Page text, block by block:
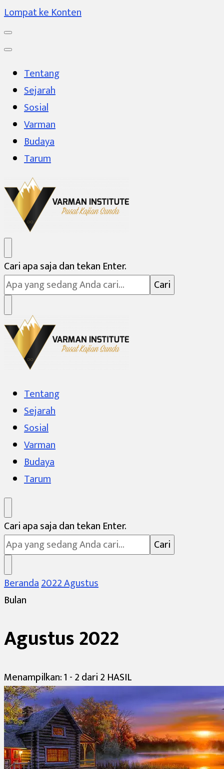
Lompat ke Konten
Tentang
Sejarah
Sosial
Varman
Budaya
Tarum
Varman Institute
Pusat Kajian Sunda
Mencari
Sesuatu?
Cari apa saja dan tekan Enter.
Varman Institute
Pusat Kajian Sunda
Tentang
Sejarah
Sosial
Varman
Budaya
Tarum
Mencari
Sesuatu?
Cari apa saja dan tekan Enter.
Beranda2022Agustus
Bulan
Agustus 2022
Menampilkan: 1 - 2 dari 2 HASIL